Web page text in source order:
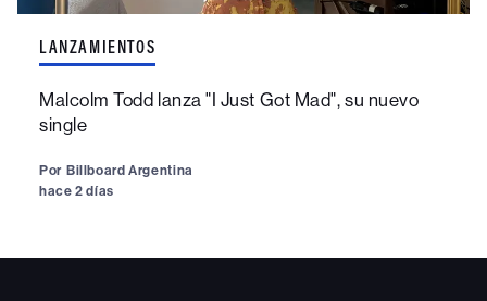
LANZAMIENTOS
Malcolm Todd lanza "I Just Got Mad", su nuevo
single
Por Billboard Argentina
hace 2 días